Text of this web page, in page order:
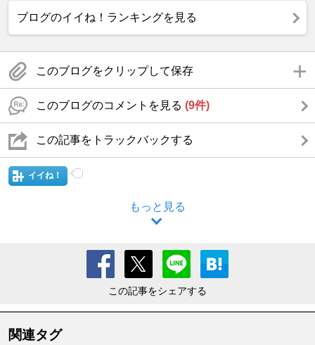
ブログのイイね！ランキングを見る
このブログをクリップして保存
このブログのコメントを見る (9件)
この記事をトラックバックする
イイね！
もっと見る
この記事をシェアする
関連タグ